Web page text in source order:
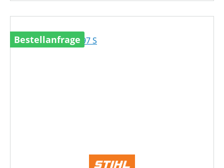
Bestellanfrage